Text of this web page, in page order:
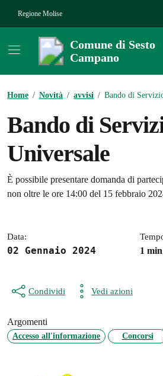
Regione Molise
Comune di Sesto
Campano
Home / Novità / avvisi / Bando di
Bando di
Universale
Dettagli della
È possibile presentare domanda di
non oltre le ore 14:00 del 15 febbraio
Data:
02 Gennaio 2024 1 min
Condividi Vedi azioni
Argomenti
Accesso all'informazione Concorsi